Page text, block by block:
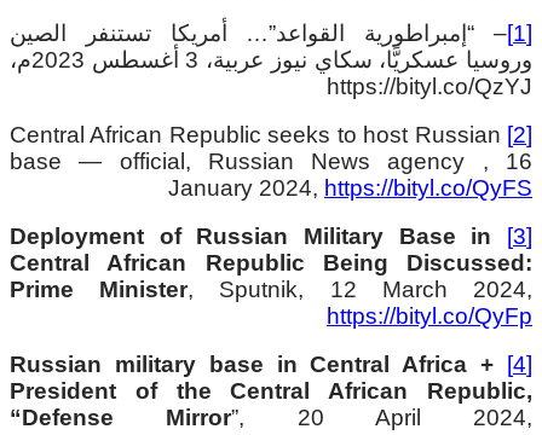
– “إمبراطورية القواعد”… أمريكا تستنفر الصين
وروسيا عسكريًّا، سكاي نيوز عربية، 3 أغسطس 2023م،
https://bityl.co/
Central African Republic seeks to host Russian
base — official, Russian News agency ,
January 2024,https://bityl.co/
Deployment of Russian Military Base in
Central African Republic Being
Prime Minister
, Sputnik, 12 March
https://bityl.co/
Russian military base in Central Africa +
President of the Central African
“Defense Mirror
”, 20 April